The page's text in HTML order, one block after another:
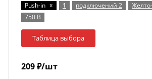
Push-in x 1 подключений 2
750 В
Таблица выбора
209₽/шт